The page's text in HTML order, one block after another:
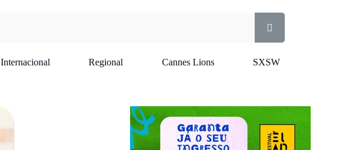
Internacional Regional Cannes Lions SXSW